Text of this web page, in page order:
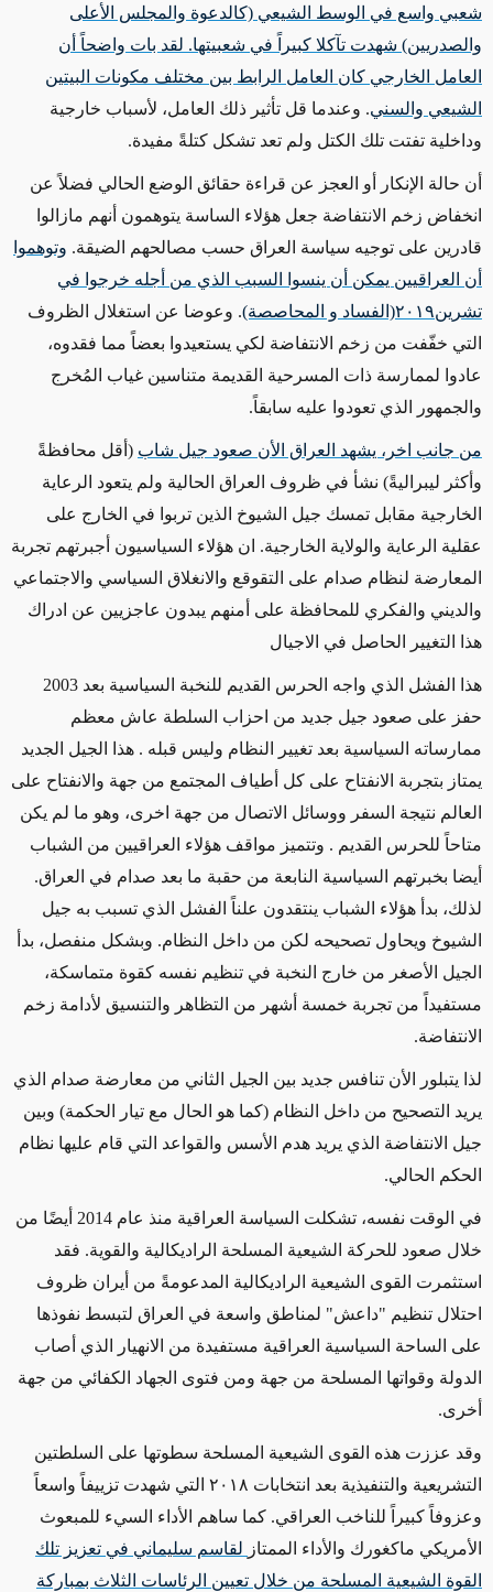
شعبي واسع في الوسط الشيعي (كالدعوة والمجلس الأعلى
والصدريين) شهدت تآكلا كبيراً في شعبيتها. لقد بات واضحاً أن
العامل الخارجي كان العامل الرابط بين مختلف مكونات البيتين
الشيعي والسني. وعندما قل تأثير ذلك العامل، لأسباب خارجية
وداخلية تفتت تلك الكتل ولم تعد تشكل كتلةً مفيدة.
أن حالة الإنكار أو العجز عن قراءة حقائق الوضع الحالي فضلاً عن
انخفاض زخم الانتفاضة جعل هؤلاء الساسة يتوهمون أنهم مازالوا
قادرين على توجيه سياسة العراق حسب مصالحهم الضيقة. وتوهموا
أن العراقيين يمكن أن ينسوا السبب الذي من أجله خرجوا في
تشرين٢٠١٩(الفساد و المحاصصة)
. وعوضا عن استغلال الظروف
التي خفّفت من زخم الانتفاضة لكي يستعيدوا بعضاً مما فقدوه،
عادوا لممارسة ذات المسرحية القديمة متناسين غياب المُخرج
والجمهور الذي تعودوا عليه سابقاً.
من جانب اخر، يشهد العراق الأن صعود جيل شاب (أقل محافظةً
وأكثر ليبراليةً) نشأ في ظروف العراق الحالية ولم يتعود الرعاية
الخارجية مقابل تمسك جيل الشيوخ الذين تربوا في الخارج على
عقلية الرعاية والولاية الخارجية. ان هؤلاء السياسيون أجبرتهم تجربة
المعارضة لنظام صدام على التقوقع والانغلاق السياسي والاجتماعي
والديني والفكري للمحافظة على أمنهم يبدون عاجزيين عن ادراك
هذا التغيير الحاصل في الاجيال
هذا الفشل الذي واجه الحرس القديم للنخبة السياسية بعد 2003
حفز على صعود جيل جديد من احزاب السلطة عاش معظم
ممارساته السياسية بعد تغيير النظام وليس قبله . هذا الجيل الجديد
يمتاز بتجربة الانفتاح على كل أطياف المجتمع من جهة والانفتاح على
العالم نتيجة السفر ووسائل الاتصال من جهة اخرى، وهو ما لم يكن
متاحاً للحرس القديم . وتتميز مواقف هؤلاء العراقيين من الشباب
أيضا بخبرتهم السياسية النابعة من حقبة ما بعد صدام في العراق.
لذلك، بدأ هؤلاء الشباب ينتقدون علناً الفشل الذي تسبب به جيل
الشيوخ ويحاول تصحيحه لكن من داخل النظام. وبشكل منفصل، بدأ
الجيل الأصغر من خارج النخبة في تنظيم نفسه كقوة متماسكة،
مستفيداً من تجربة خمسة أشهر من التظاهر والتنسيق لأدامة زخم
الانتفاضة.
لذا يتبلور الأن تنافس جديد بين الجيل الثاني من معارضة صدام الذي
يريد التصحيح من داخل النظام (كما هو الحال مع تيار الحكمة) وبين
جيل الانتفاضة الذي يريد هدم الأسس والقواعد التي قام عليها نظام
الحكم الحالي.
في الوقت نفسه، تشكلت السياسة العراقية منذ عام 2014 أيضًا من
خلال صعود للحركة الشيعية المسلحة الراديكالية والقوية. فقد
استثمرت القوى الشيعية الراديكالية المدعومةً من أيران ظروف
احتلال تنظيم "داعش" لمناطق واسعة في العراق لتبسط نفوذها
على الساحة السياسية العراقية مستفيدة من الانهيار الذي أصاب
الدولة وقواتها المسلحة من جهة ومن فتوى الجهاد الكفائي من جهة
أخرى.
وقد عززت هذه القوى الشيعية المسلحة سطوتها على السلطتين
التشريعية والتنفيذية بعد انتخابات ٢٠١٨ التي شهدت تزييفاً واسعاً
وعزوفاً كبيراً للناخب العراقي. كما ساهم الأداء السيء للمبعوث
الأمريكي ماكغورك والأداء الممتاز لقاسم سليماني في تعزيز تلك
القوة الشيعية المسلحة من خلال تعيين الرئاسات الثلاث بمباركة